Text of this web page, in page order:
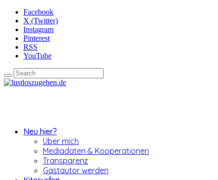
Facebook
X (Twitter)
Instagram
Pinterest
RSS
YouTube
Neu hier?
Über mich
Mediadaten & Kooperationen
Transparenz
Gastautor werden